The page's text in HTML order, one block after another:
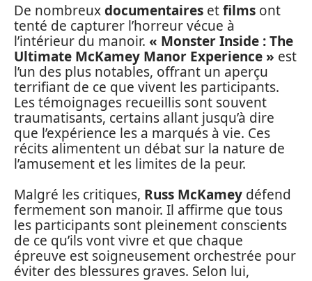
De nombreuxdocumentaires etfilms ont
tenté de capturer l’horreur vécue à
l’intérieur du manoir. « Monster Inside : The
Ultimate McKamey Manor Experience » est
l’un des plus notables, offrant un aperçu
terrifiant de ce que vivent les participants.
Les témoignages recueillis sont souvent
traumatisants, certains allant jusqu’à dire
que l’expérience les a marqués à vie. Ces
récits alimentent un débat sur la nature de
l’amusement et les limites de la peur.
Malgré les critiques, Russ McKamey défend
fermement son manoir. Il affirme que tous
les participants sont pleinement conscients
de ce qu’ils vont vivre et que chaque
épreuve est soigneusement orchestrée pour
éviter des blessures graves. Selon lui,